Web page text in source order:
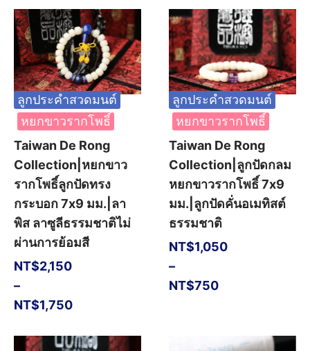
ลูกประคำสวดมนต์
หยกขาวรากโพธิ์
Taiwan De Rong
Collection|หยกขาว
รากโพธิ์ลูกปัดทรง
กระบอก 7x9 มม.|ลา
พิส ลาซูลีธรรมชาติไม่
ผ่านการย้อมสี
NT$1,750
–
NT$2,150
ลูกประคำสวดมนต์
หยกขาวรากโพธิ์
Taiwan De Rong
Collection|ลูกปัดกลม
หยกขาวรากโพธิ์ 7x9
มม.|ลูกปัดคั่นอเมทิสต์
ธรรมชาติ
NT$750
–
NT$1,050